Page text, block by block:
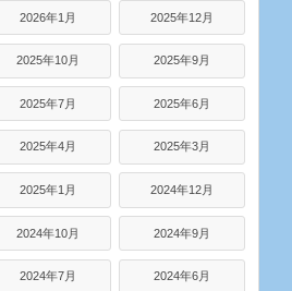
2026年1月 2025年12月
2025年10月 2025年9月
2025年7月 2025年6月
2025年4月 2025年3月
2025年1月 2024年12月
2024年10月 2024年9月
2024年7月 2024年6月